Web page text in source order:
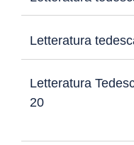
Letteratura
Letteratura
20